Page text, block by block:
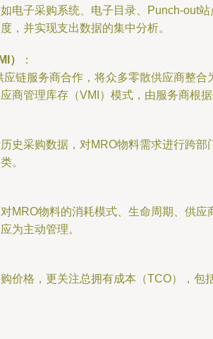
电子采购系统、电子目录、Punch-out
，并实现支出数据的集中分析。
）
：
链服务商合作，将众多零散供应商整
商管理库存（VMI）模式，由服务商根
史采购数据，对MRO物料需求进行跨
。
MRO物料的消耗模式、生命周期、供
为主动管理。
价格，更关注总拥有成本（TCO），